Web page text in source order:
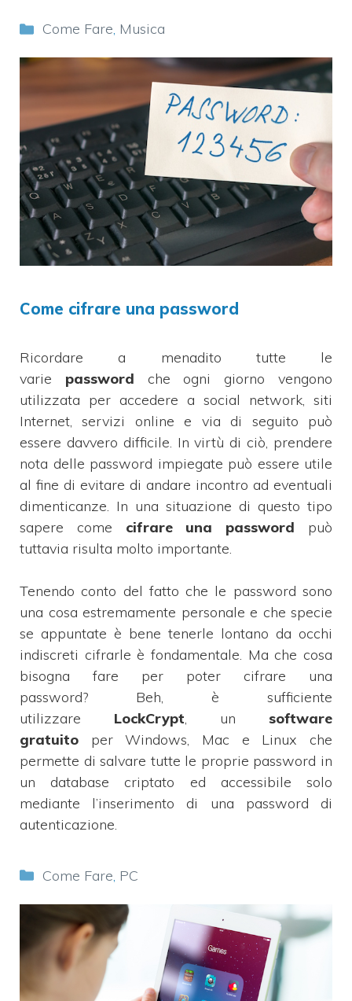
Categorie
Come Fare, Musica
Come cifrare una password
Ricordare a menadito tutte le
varie password che ogni giorno vengono
utilizzata per accedere a social network, siti
Internet, servizi online e via di seguito può
essere davvero difficile. In virtù di ciò, prendere
nota delle password impiegate può essere utile
al fine di evitare di andare incontro ad eventuali
dimenticanze. In una situazione di questo tipo
sapere come cifrare una password può
tuttavia risulta molto importante.
Tenendo conto del fatto che le password sono
una cosa estremamente personale e che specie
se appuntate è bene tenerle lontano da occhi
indiscreti cifrarle è fondamentale. Ma che cosa
bisogna fare per poter cifrare una
password? Beh, è sufficiente
utilizzare LockCrypt, un software
gratuito per Windows, Mac e Linux che
permette di salvare tutte le proprie password in
un database criptato ed accessibile solo
mediante l’inserimento di una password di
autenticazione.
Categorie
Come Fare, PC